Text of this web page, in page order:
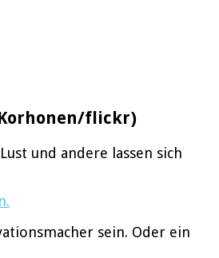
flickr)
und andere lassen sich
sein. Oder ein